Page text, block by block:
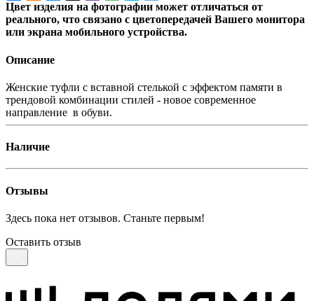
Цвет изделия на фотографии может отличаться от
реального, что связано с цветопередачей Вашего монитора
или экрана мобильного устройства.
Описание
Женские туфли с вставной стелькой с эффектом памяти в
трендовой комбинации стилей - новое современное
направление в обуви.
Наличие
Отзывы
Здесь пока нет отзывов. Станьте первым!
Оставить отзыв